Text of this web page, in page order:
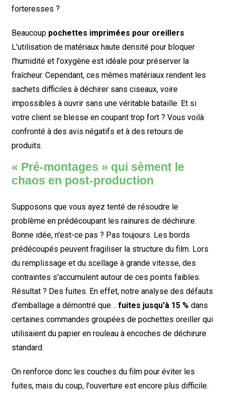
forteresses ?
Beaucoup pochettes imprimées pour oreillers
L'utilisation de matériaux haute densité pour bloquer
l'humidité et l'oxygène est idéale pour préserver la
fraîcheur. Cependant, ces mêmes matériaux rendent les
sachets difficiles à déchirer sans ciseaux, voire
impossibles à ouvrir sans une véritable bataille. Et si
votre client se blesse en coupant trop fort ? Vous voilà
confronté à des avis négatifs et à des retours de
produits.
« Pré-montages » qui sèment le
chaos en post-production
Supposons que vous ayez tenté de résoudre le
problème en prédécoupant les rainures de déchirure.
Bonne idée, n'est-ce pas ? Pas toujours. Les bords
prédécoupés peuvent fragiliser la structure du film. Lors
du remplissage et du scellage à grande vitesse, des
contraintes s'accumulent autour de ces points faibles.
Résultat ? Des fuites. En effet, notre analyse des défauts
d'emballage a démontré que… fuites jusqu'à 15 % dans
certaines commandes groupées de pochettes oreiller qui
utilisaient du papier en rouleau à encoches de déchirure
standard.
On renforce donc les couches du film pour éviter les
fuites, mais du coup, l'ouverture est encore plus difficile.